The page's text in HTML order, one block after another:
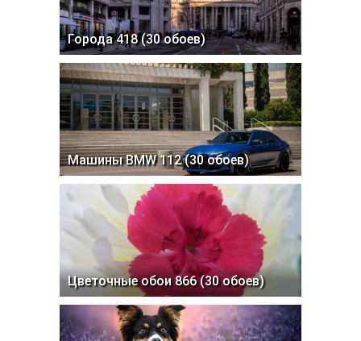
Города 418 (30 обоев)
Машины BMW 112 (30 обоев)
Цветочные обои 866 (30 обоев)